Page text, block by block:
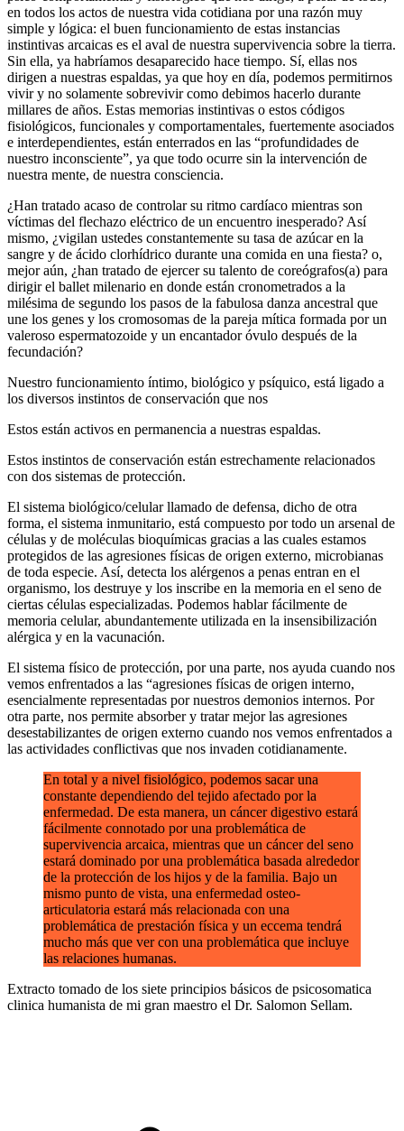
en todos los actos de nuestra vida cotidiana por una razón muy
simple y lógica: el buen funcionamiento de estas instancias
instintivas arcaicas es el aval de nuestra supervivencia sobre la tierra.
Sin ella, ya habríamos desaparecido hace tiempo. Sí, ellas nos
dirigen a nuestras espaldas, ya que hoy en día, podemos permitirnos
vivir y no solamente sobrevivir como debimos hacerlo durante
millares de años. Estas memorias instintivas o estos códigos
fisiológicos, funcionales y comportamentales, fuertemente asociados
e interdependientes, están enterrados en las “profundidades de
nuestro inconsciente”, ya que todo ocurre sin la intervención de
nuestra mente, de nuestra consciencia.
¿Han tratado acaso de controlar su ritmo cardíaco mientras son
víctimas del flechazo eléctrico de un encuentro inesperado? Así
mismo, ¿vigilan ustedes constantemente su tasa de azúcar en la
sangre y de ácido clorhídrico durante una comida en una fiesta? o,
mejor aún, ¿han tratado de ejercer su talento de coreógrafos(a) para
dirigir el ballet milenario en donde están cronometrados a la
milésima de segundo los pasos de la fabulosa danza ancestral que
une los genes y los cromosomas de la pareja mítica formada por un
valeroso espermatozoide y un encantador óvulo después de la
fecundación?
Nuestro funcionamiento íntimo, biológico y psíquico, está ligado a
los diversos instintos de conservación que nos
Estos están activos en permanencia a nuestras espaldas.
Estos instintos de conservación están estrechamente relacionados
con dos sistemas de protección.
El sistema biológico/celular llamado de defensa, dicho de otra
forma, el sistema inmunitario, está compuesto por todo un arsenal de
células y de moléculas bioquímicas gracias a las cuales estamos
protegidos de las agresiones físicas de origen externo, microbianas
de toda especie. Así, detecta los alérgenos a penas entran en el
organismo, los destruye y los inscribe en la memoria en el seno de
ciertas células especializadas. Podemos hablar fácilmente de
memoria celular, abundantemente utilizada en la insensibilización
alérgica y en la vacunación.
El sistema físico de protección, por una parte, nos ayuda cuando nos
vemos enfrentados a las “agresiones físicas de origen interno,
esencialmente representadas por nuestros demonios internos. Por
otra parte, nos permite absorber y tratar mejor las agresiones
desestabilizantes de origen externo cuando nos vemos enfrentados a
las actividades conflictivas que nos invaden cotidianamente.
En total y a nivel fisiológico, podemos sacar una
constante dependiendo del tejido afectado por la
enfermedad. De esta manera, un cáncer digestivo estará
fácilmente connotado por una problemática de
supervivencia arcaica, mientras que un cáncer del seno
estará dominado por una problemática basada alrededor
de la protección de los hijos y de la familia. Bajo un
mismo punto de vista, una enfermedad osteo-
articulatoria estará más relacionada con una
problemática de prestación física y un eccema tendrá
mucho más que ver con una problemática que incluye
las relaciones humanas.
Extracto tomado de los siete principios básicos de psicosomatica
clinica humanista de mi gran maestro el Dr. Salomon Sellam.